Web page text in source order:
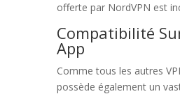
offerte par NordVPN est
Compatibilité
App
Comme tous les autres
possède également un